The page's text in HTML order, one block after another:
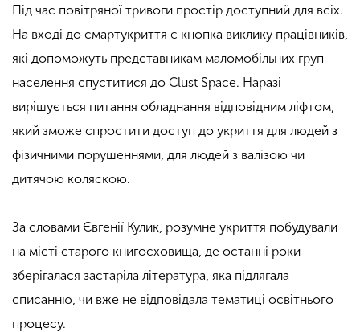
Під час повітряної тривоги простір доступний для всіх.
На вході до смартукриття є кнопка виклику працівників,
які допоможуть представникам маломобільних груп
населення спуститися до Clust Space. Наразі
вирішується питання обладнання відповідним ліфтом,
який зможе спростити доступ до укриття для людей з
фізичними порушеннями, для людей з валізою чи
дитячою коляскою.
За словами Євгенії Кулик, розумне укриття побудували
на місті старого книгосховища, де останні роки
зберігалася застаріла література, яка підлягала
списанню, чи вже не відповідала тематиці освітнього
процесу.